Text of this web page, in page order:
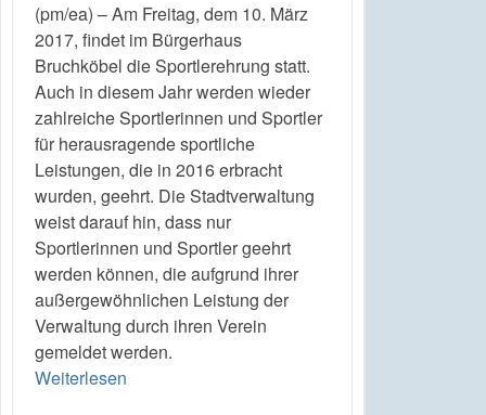
(pm/ea) – Am Freitag, dem 10. März
2017, findet im Bürgerhaus
Bruchköbel die Sportlerehrung statt.
Auch in diesem Jahr werden wieder
zahlreiche Sportlerinnen und Sportler
für herausragende sportliche
Leistungen, die in 2016 erbracht
wurden, geehrt. Die Stadtverwaltung
weist darauf hin, dass nur
Sportlerinnen und Sportler geehrt
werden können, die aufgrund ihrer
außergewöhnlichen Leistung der
Verwaltung durch ihren Verein
gemeldet werden.
Weiterlesen